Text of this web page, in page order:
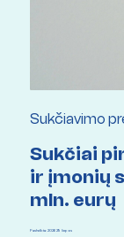
Sukčiavimo
Sukčiai
ir įmonių
mln. eurų
Paskelbta: 2026 29 liepos